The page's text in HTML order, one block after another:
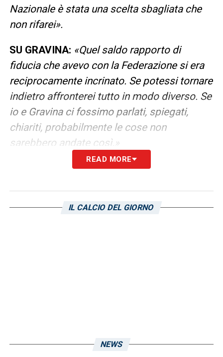
Nazionale è stata una scelta sbagliata che
non rifarei».
SU GRAVINA: «Quel saldo rapporto di
fiducia che avevo con la Federazione si era
reciprocamente incrinato. Se potessi tornare
indietro affronterei tutto in modo diverso. Se
io e Gravina ci fossimo parlati, spiegati,
chiariti, probabilmente le cose non
sarebbero andate così.»
SULLA FIDUCIA: «Allenare sentendo che la
garantisce di poter lavorare con la giusta
READ MORE
IL CALCIO DEL GIORNO
NEWS